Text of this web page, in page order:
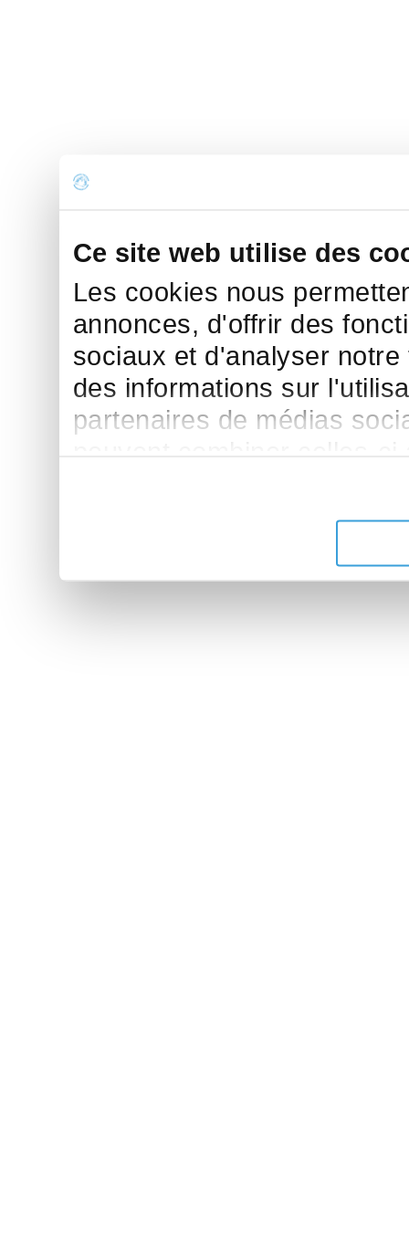
Ce site web utilise des
Les cookies nous
annonces, d'offrir des
sociaux et d'analyser
des informations sur
partenaires de médias